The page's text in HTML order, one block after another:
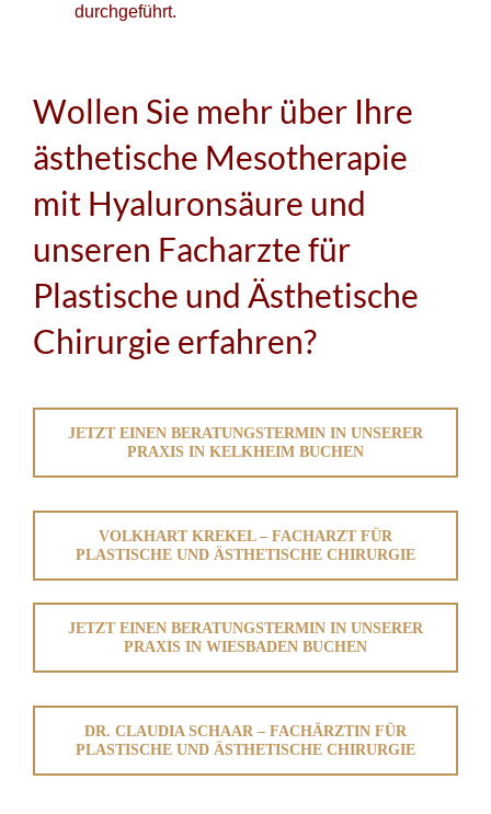
durchgeführt.
Wollen Sie mehr über Ihre
ästhetische Mesotherapie
mit Hyaluronsäure und
unseren Facharzte für
Plastische und Ästhetische
Chirurgie erfahren?
JETZT EINEN BERATUNGSTERMIN IN UNSERER
PRAXIS IN KELKHEIM BUCHEN
VOLKHART KREKEL – FACHARZT FÜR
PLASTISCHE UND ÄSTHETISCHE CHIRURGIE
JETZT EINEN BERATUNGSTERMIN IN UNSERER
PRAXIS IN WIESBADEN BUCHEN
DR. CLAUDIA SCHAAR – FACHÄRZTIN FÜR
PLASTISCHE UND ÄSTHETISCHE CHIRURGIE